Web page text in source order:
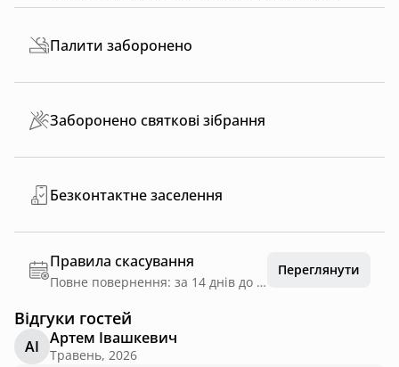
Палити заборонено
Заборонено святкові зібрання
Безконтактне заселення
Правила скасування
Повне повернення: за 14 днів до дати заїзду
Переглянути
Відгуки гостей
АІ Артем Івашкевич
Травень, 2026